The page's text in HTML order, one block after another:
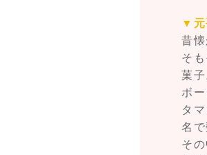
▼元
昔
そ
菓子
ボ
タ
名
そ